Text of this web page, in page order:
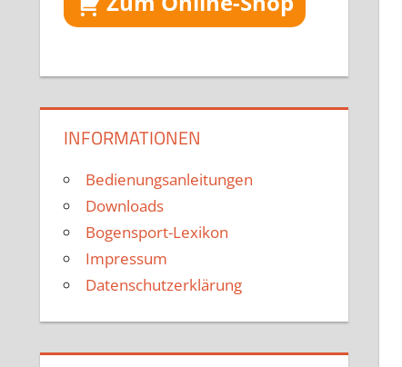
INFORMATIONEN
Bedienungsanleitungen
Downloads
Bogensport-Lexikon
Impressum
Datenschutzerklärung